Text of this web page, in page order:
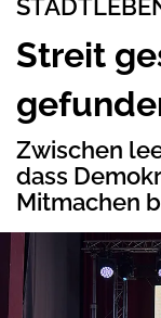
Streit
Zwischen
dass
Mitmachen